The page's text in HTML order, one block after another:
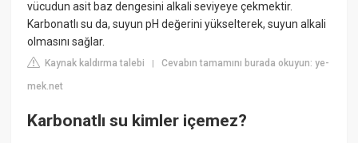
vücudun asit baz dengesini alkali seviyeye çekmektir.
Karbonatlı su da, suyun pH değerini yükselterek, suyun alkali
olmasını sağlar.
Kaynak kaldırma talebi |Cevabın tamamını burada okuyun: ye-
mek.net
Karbonatlı su kimler içemez?